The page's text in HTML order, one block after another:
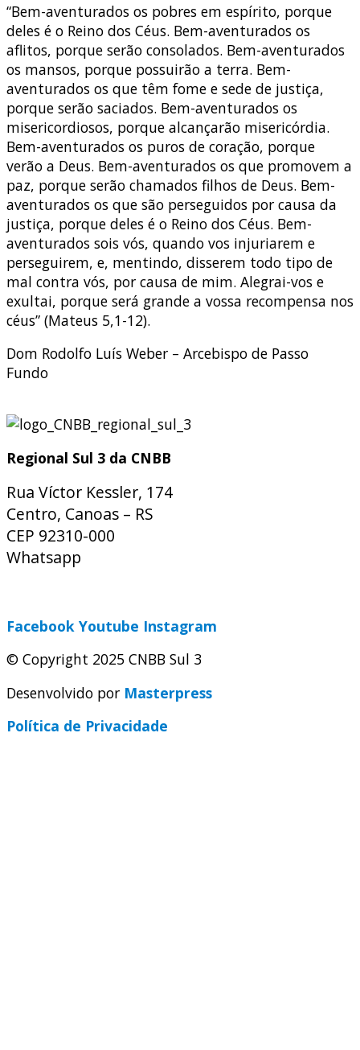
“Bem-aventurados os pobres em espírito, porque
deles é o Reino dos Céus. Bem-aventurados os
aflitos, porque serão consolados. Bem-aventurados
os mansos, porque possuirão a terra. Bem-
aventurados os que têm fome e sede de justiça,
porque serão saciados. Bem-aventurados os
misericordiosos, porque alcançarão misericórdia.
Bem-aventurados os puros de coração, porque
verão a Deus. Bem-aventurados os que promovem a
paz, porque serão chamados filhos de Deus. Bem-
aventurados os que são perseguidos por causa da
justiça, porque deles é o Reino dos Céus. Bem-
aventurados sois vós, quando vos injuriarem e
perseguirem, e, mentindo, disserem todo tipo de
mal contra vós, por causa de mim. Alegrai-vos e
exultai, porque será grande a vossa recompensa nos
céus” (Mateus 5,1-12).
Dom Rodolfo Luís Weber – Arcebispo de Passo
Fundo
Regional Sul 3 da CNBB
Rua Víctor Kessler, 174
Centro, Canoas – RS
CEP 92310-000
Whatsapp
Facebook Youtube Instagram
© Copyright 2025 CNBB Sul 3
Desenvolvido por Masterpress
Política de Privacidade